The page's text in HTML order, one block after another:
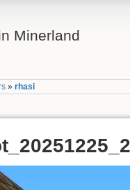
Minerland
»rhasi